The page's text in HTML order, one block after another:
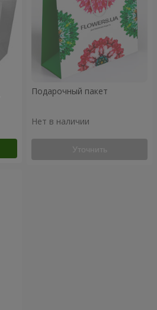
Подарочный пакет
Нет в наличии
Уточнить